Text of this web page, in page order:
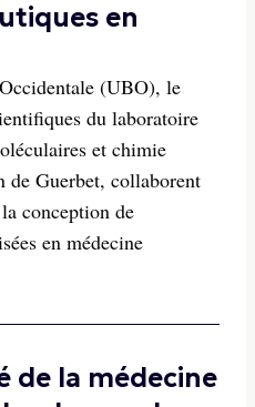
en
(UBO), le
du laboratoire
et chimie
de Guerbet, collaborent
conception de
en médecine
de la médecine